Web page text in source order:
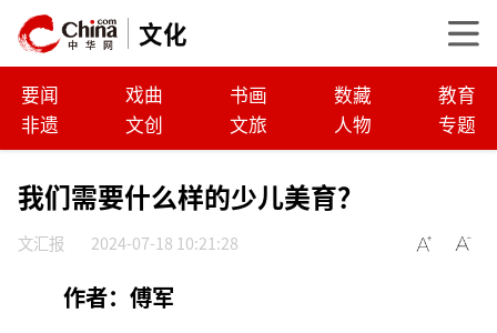
文化
要闻 戏曲 书画 数藏
教育
非遗
文创 文旅 人物 专题
我们需要什么样的少儿美育？
文汇报 2024-07-18 10:21:28
作者：傅军